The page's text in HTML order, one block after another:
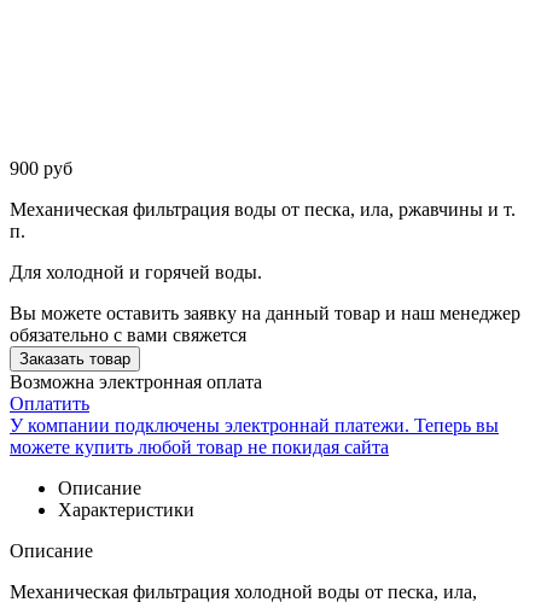
900 руб
Механическая фильтрация воды от песка, ила, ржавчины и т.
п.
Для холодной и горячей воды.
Вы можете оставить заявку на данный товар и наш менеджер
обязательно с вами свяжется
Заказать товар
Возможна электронная оплата
Оплатить
У компании подключены электроннай платежи. Теперь вы
можете купить любой товар не покидая сайта
Описание
Характеристики
Описание
Механическая фильтрация холодной воды от песка, ила,